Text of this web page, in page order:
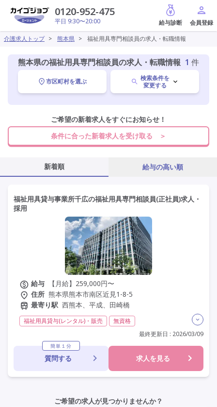
0120-952-475
平日 9:30〜20:00
給与診断
介護求人トップ > 熊本県 > 福祉用具専門相談員の求人・転職情報
熊本県の福祉用具専門相談員の求人・転職情報 1 件
市区町村を選ぶ
検索条件を
変更する
熊本県 変更
その他の条件を選ぶ
ご希望の新着求人をすぐにお知らせ！
条件に合った新着求人を受け取る ＞
新着順 給与の高い順
福祉用具貸与事業所千広の福祉用具専門相談員(正社員)求人・
採用
給与
【月給】259,000円〜
住所 熊本県熊本市南区近見1-8-5
最寄り駅 西熊本、平成、田崎橋
福祉用具貸与(レンタル)・販売
無資格
夜勤なし
残業月20時間以内
残業ほぼなし 常勤
社会保険完備
交通費支給
学歴不問
定年60歳以上
最終更新日 : 2026/03/09
簡単１分
質問する 求人を見る
ご希望の求人が見つかりませんか？